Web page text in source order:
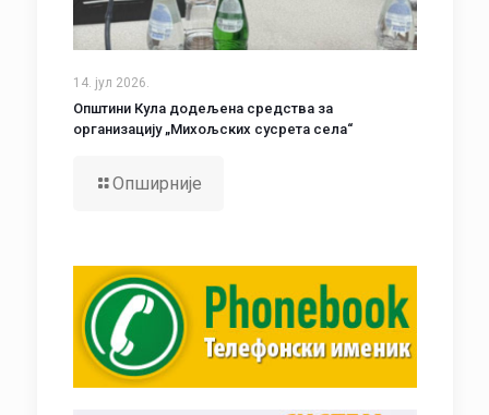
14. јул 2026.
Општини Кула додељена средства за
организацију „Михољских сусрета села“
Опширније